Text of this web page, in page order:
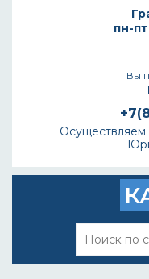
пн-
Вы
Осуществляем